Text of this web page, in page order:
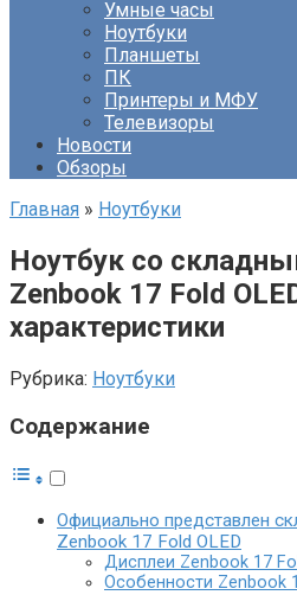
Умные часы
Ноутбуки
Планшеты
ПК
Принтеры и МФУ
Телевизоры
Новости
Обзоры
Главная » Ноутбуки
Ноутбук со
Zenbook 17 Fold
характеристики
Рубрика: Ноутбуки
Содержание
Официально представлен
Zenbook 17 Fold OLED
Дисплеи Zenbook 17
Особенности Zenbook